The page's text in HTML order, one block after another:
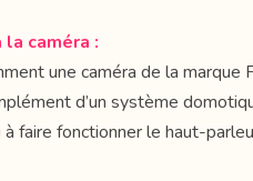
la caméra :
une caméra de la
d’un système
à faire fonctionner le haut-